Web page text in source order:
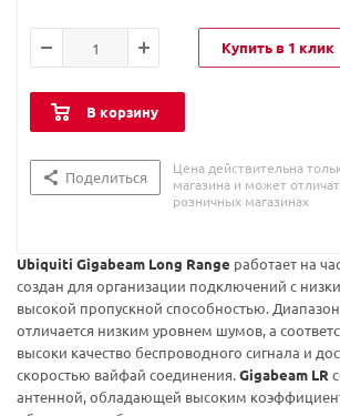
В корзину
Купить в 1 клик
Поделиться
Цена действительна
магазина и может
розничных магазинах
Ubiquiti Gigabeam Long Range работает на
создан для организации подключений с
высокой пропускной способностью.
отличается низким уровнем шумов, а
высоки качество беспроводного сигнала и
скоростью вайфай соединения.Gigabeam LR
антенной, обладающей высоким